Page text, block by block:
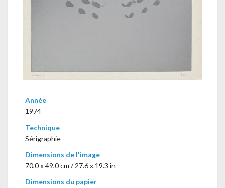
Année
1974
Technique
Sérigraphie
Dimensions de l'image
70,0 x 49,0 cm / 27.6 x 19.3 in
Dimensions du papier